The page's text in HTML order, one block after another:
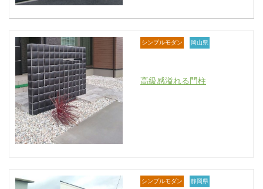
シンプルモダン 岡山県
高級感溢れる門柱
シンプルモダン 静岡県